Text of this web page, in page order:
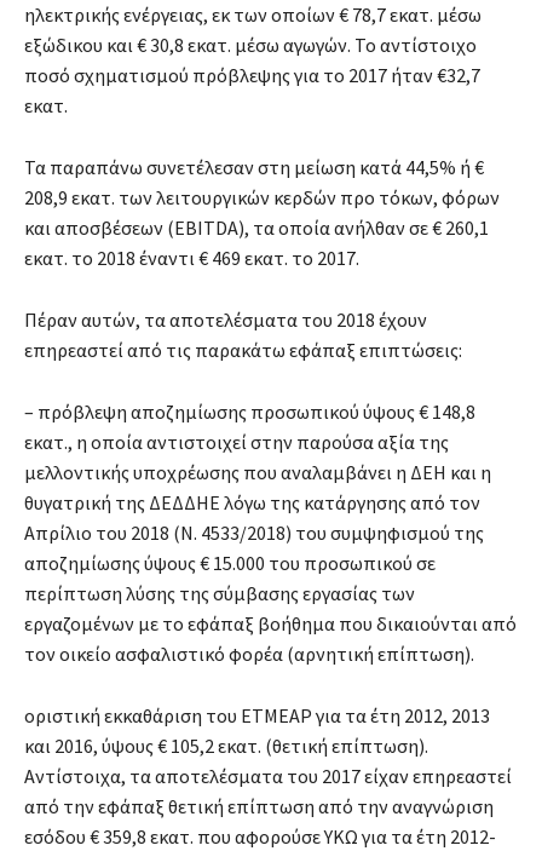
ηλεκτρικής ενέργειας, εκ των οποίων € 78,7 εκατ. μέσω
εξώδικου και € 30,8 εκατ. μέσω αγωγών. Το αντίστοιχο
ποσό σχηματισμού πρόβλεψης για το 2017 ήταν €32,7
εκατ.
Τα παραπάνω συνετέλεσαν στη μείωση κατά 44,5% ή €
208,9 εκατ. των λειτουργικών κερδών προ τόκων, φόρων
και αποσβέσεων (EBITDA), τα οποία ανήλθαν σε € 260,1
εκατ. το 2018 έναντι € 469 εκατ. το 2017.
Πέραν αυτών, τα αποτελέσματα του 2018 έχουν
επηρεαστεί από τις παρακάτω εφάπαξ επιπτώσεις:
– πρόβλεψη αποζημίωσης προσωπικού ύψους € 148,8
εκατ., η οποία αντιστοιχεί στην παρούσα αξία της
μελλοντικής υποχρέωσης που αναλαμβάνει η ΔΕH και η
θυγατρική της ΔΕΔΔΗΕ λόγω της κατάργησης από τον
Απρίλιο του 2018 (Ν. 4533/2018) του συμψηφισμού της
αποζημίωσης ύψους € 15.000 του προσωπικού σε
περίπτωση λύσης της σύμβασης εργασίας των
εργαζομένων με το εφάπαξ βοήθημα που δικαιούνται από
τον οικείο ασφαλιστικό φορέα (αρνητική επίπτωση).
οριστική εκκαθάριση του ΕΤΜΕΑΡ για τα έτη 2012, 2013
και 2016, ύψους € 105,2 εκατ. (θετική επίπτωση).
Αντίστοιχα, τα αποτελέσματα του 2017 είχαν επηρεαστεί
από την εφάπαξ θετική επίπτωση από την αναγνώριση
εσόδου € 359,8 εκατ. που αφορούσε ΥΚΩ για τα έτη 2012-